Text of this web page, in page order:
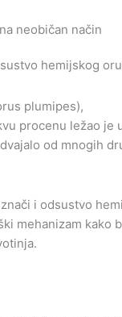
hemijskog
plumipes),
procenu ležao je
od mnogih
i odsustvo
mehanizam kako